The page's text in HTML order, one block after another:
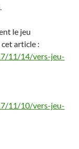
le jeu
article :
11/14/vers-jeu-
11/10/vers-jeu-